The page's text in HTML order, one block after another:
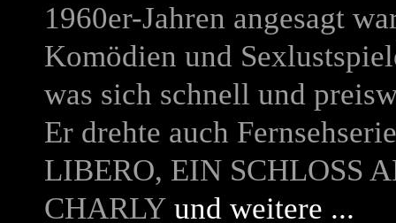
1960er-Jahren angesagt
Komödien und
was sich schnell und
Er drehte auch
LIBERO, EIN SCHLOSS
CHARLY und weitere ...